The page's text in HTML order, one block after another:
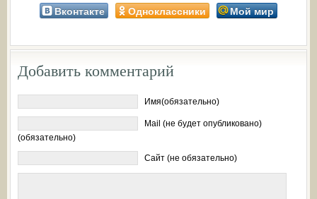
Вконтакте Одноклассники Мой мир
Добавить комментарий
Имя(обязательно)
Mail (не будет опубликовано)
(обязательно)
Сайт (не обязательно)